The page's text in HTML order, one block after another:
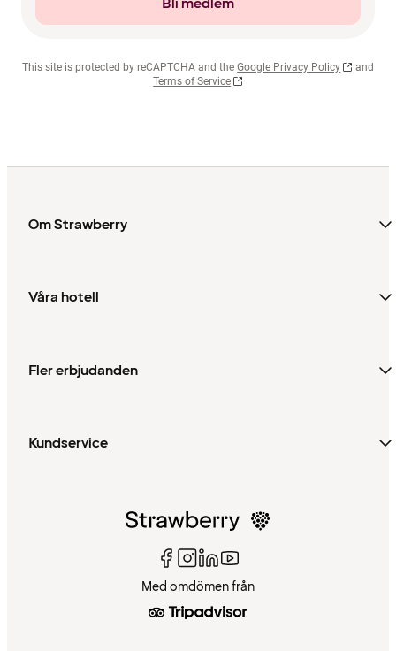
This site is protected by reCAPTCHA and the Google Privacy Policy
and
Terms of Service
Om Strawberry
Våra hotell
Fler erbjudanden
Kundservice
Med omdömen från